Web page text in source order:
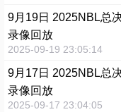
9月19日 2025NBL总
录像回放
2025-09-19 23:05:14
9月17日 2025NBL总
录像回放
2025-09-17 23:04:05